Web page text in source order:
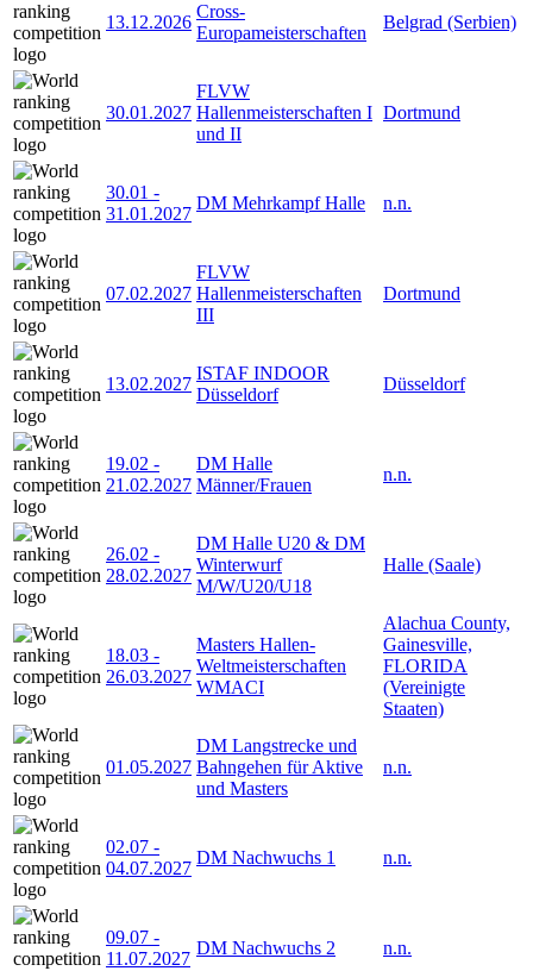
13.12.2026
Cross-
Europameisterschaften
Belgrad (Serbien)
30.01.2027
FLVW
Hallenmeisterschaften I
und II
Dortmund
30.01 -
31.01.2027
DM Mehrkampf Halle n.n.
07.02.2027
FLVW
Hallenmeisterschaften
III
Dortmund
13.02.2027
ISTAF INDOOR
Düsseldorf
Düsseldorf
19.02 -
21.02.2027
DM Halle
Männer/Frauen
n.n.
26.02 -
28.02.2027
DM Halle U20 & DM
Winterwurf
M/W/U20/U18
Halle (Saale)
18.03 -
26.03.2027
Masters Hallen-
Weltmeisterschaften
WMACI
Alachua County,
Gainesville,
FLORIDA
(Vereinigte
Staaten)
01.05.2027
DM Langstrecke und
Bahngehen für Aktive
und Masters
n.n.
02.07 -
04.07.2027
DM Nachwuchs 1 n.n.
09.07 -
11.07.2027
DM Nachwuchs 2 n.n.